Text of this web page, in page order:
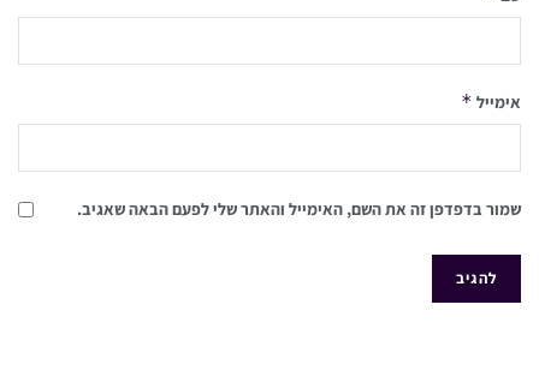
אימייל *
שמור בדפדפן זה את השם, האימייל והאתר שלי לפעם הבאה שאגיב.